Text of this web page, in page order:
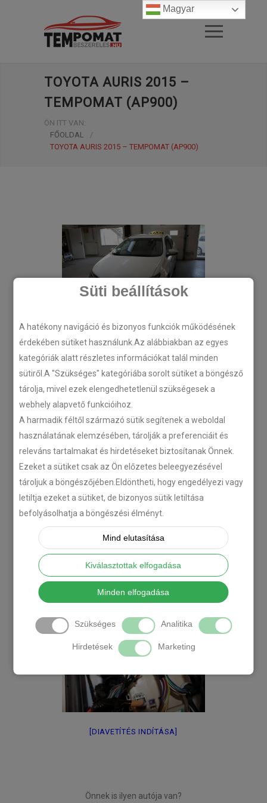
Süti beállítások
A hatékony navigáció és bizonyos funkciók működésének
érdekében sütiket használunk.Az alábbiakban az egyes
kategóriák alatt részletes információkat talál minden
sütiről.A "Szükséges" kategóriába sorolt sütiket a böngésző
tárolja, mivel ezek elengedhetetlenül szükségesek a
webhely alapvető funkcióihoz.
A harmadik féltől származó sütik segítenek a weboldal
használatának elemzésében, tárolják a preferenciáit és
releváns tartalmakat és hirdetéseket biztosítanak Önnek.
Ezeket a sütiket csak az Ön előzetes beleegyezésével
tároljuk a böngészőjében.Eldöntheti, hogy engedélyezi vagy
letiltja ezeket a sütiket, de bizonyos sütik letiltása
befolyásolhatja a böngészési élményt.
Mind elutasítása
Kiválasztottak elfogadása
Minden elfogadása
Szükséges Analitika
Hirdetések Marketing
TOYOTA AURIS 2015 –
TEMPOMAT (AP900)
ÖN ITT VAN:
FŐOLDAL
/
TOYOTA AURIS 2015 – TEMPOMAT (AP900)
[DIAVETÍTÉS INDÍTÁSA]
Önnek is ilyen autója van?
Magyar